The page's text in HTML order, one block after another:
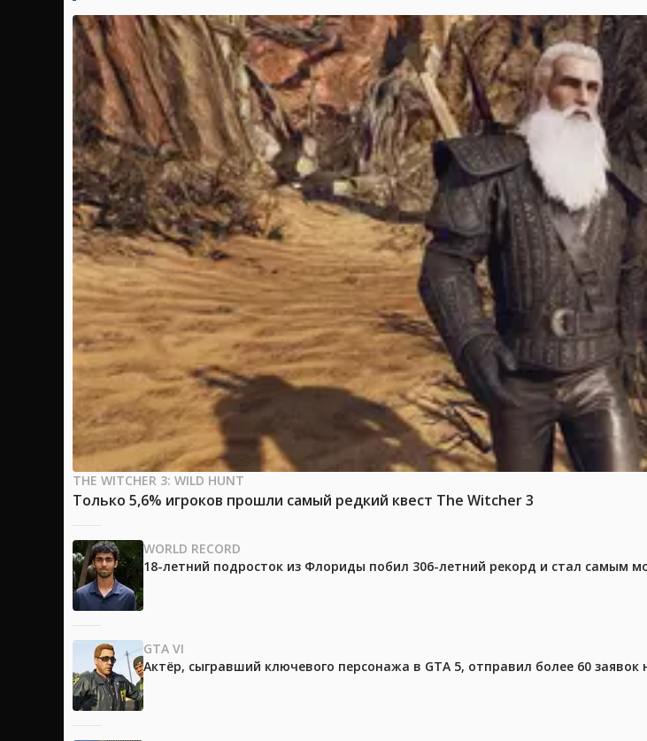
THE WITCHER 3: WILD HUNT
Только 5,6% игроков прошли самый редкий квест The Witcher 3
WORLD RECORD
18-летний подросток из Флориды побил 306-летний рекорд и стал самым
GTA VI
Актёр, сыгравший ключевого персонажа в GTA 5, отправил более 60 заявок